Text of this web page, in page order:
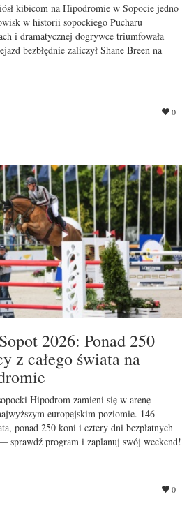
kibicom na Hipodromie w Sopocie jedno
w historii sopockiego Pucharu
i dramatycznej dogrywce triumfowała
bezbłędnie zaliczył Shane Breen na
0
2026: Ponad 250
z całego świata na
Hipodrom zamieni się w arenę
europejskim poziomie. 146
ponad 250 koni i cztery dni bezpłatnych
sprawdź program i zaplanuj swój weekend!
0